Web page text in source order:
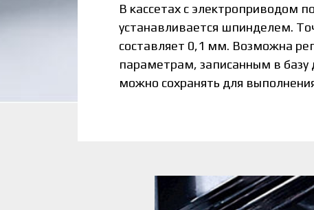
В кассетах с электроприводом
устанавливается шпинделем.
составляет 0,1 мм. Возможна
параметрам, записанным в
можно сохранять для